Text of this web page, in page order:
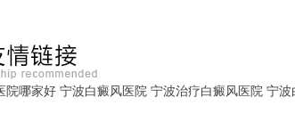
院哪家好 宁波白癜风医院 宁波治疗白癜风医院 宁波